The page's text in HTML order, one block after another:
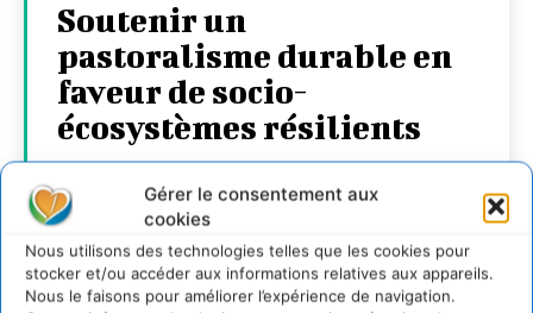
Gérer le consentement aux
cookies
Nous utilisons des technologies telles que les cookies pour
stocker et/ou accéder aux informations relatives aux appareils.
Nous le faisons pour améliorer l’expérience de navigation.
Soutenir un
pastoralisme durable en
faveur de socio-
écosystèmes résilients